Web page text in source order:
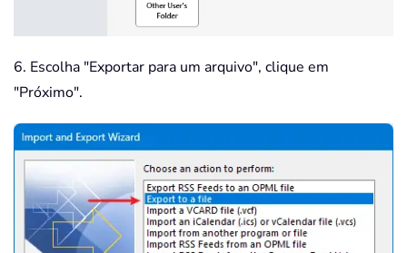
6. Escolha "Exportar para um arquivo", clique em
"Próximo".